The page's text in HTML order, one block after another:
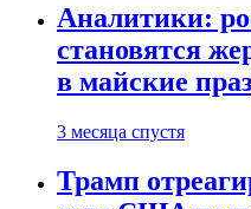
Аналитики:
становятся
в майские
3 месяца спустя
Трамп